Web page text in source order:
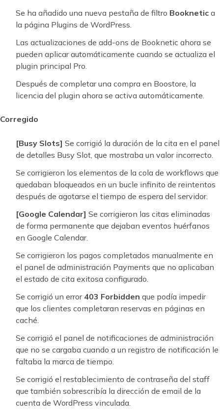
Se ha añadido una nueva pestaña de filtro Booknetic a
la página Plugins de WordPress.
Las actualizaciones de add-ons de Booknetic ahora se
pueden aplicar automáticamente cuando se actualiza el
plugin principal Pro.
Después de completar una compra en Boostore, la
licencia del plugin ahora se activa automáticamente.
Corregido
[Busy Slots] Se corrigió la duración de la cita en el panel
de detalles Busy Slot, que mostraba un valor incorrecto.
Se corrigieron los elementos de la cola de workflows que
quedaban bloqueados en un bucle infinito de reintentos
después de agotarse el tiempo de espera del servidor.
[Google Calendar] Se corrigieron las citas eliminadas
de forma permanente que dejaban eventos huérfanos
en Google Calendar.
Se corrigieron los pagos completados manualmente en
el panel de administración Payments que no aplicaban
el estado de cita exitosa configurado.
Se corrigió un error 403 Forbidden que podía impedir
que los clientes completaran reservas en páginas en
caché.
Se corrigió el panel de notificaciones de administración
que no se cargaba cuando a un registro de notificación le
faltaba la marca de tiempo.
Se corrigió el restablecimiento de contraseña del staff
que también sobrescribía la dirección de email de la
cuenta de WordPress vinculada.